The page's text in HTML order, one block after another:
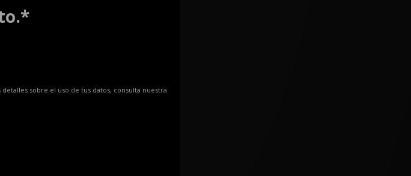
sobre el uso de tus datos, consulta nuestra